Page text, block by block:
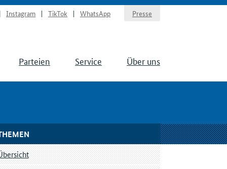
Instagram TikTok WhatsApp Presse
Parteien Service Über uns